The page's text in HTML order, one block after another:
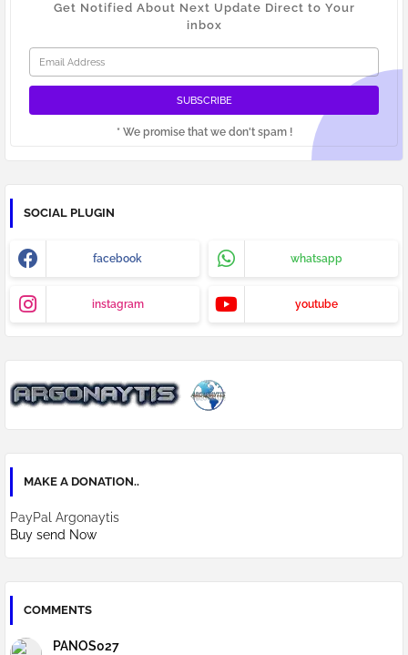
Get Notified About Next Update Direct to Your
inbox
* We promise that we don't spam !
SOCIAL PLUGIN
facebook whatsapp
instagram youtube
MAKE A DONATION..
PayPal Argonaytis
Buy send Now
COMMENTS
PANOS027